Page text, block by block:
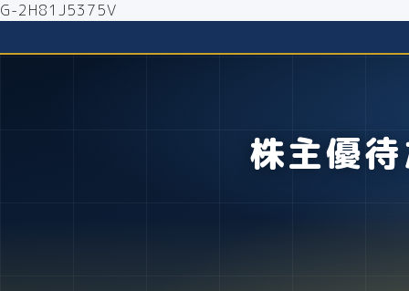
G-2H81J5375V
株主優